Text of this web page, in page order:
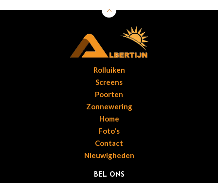
Rolluiken
Screens
Poorten
Zonnewering
Home
Foto's
Contact
Nieuwigheden
BEL ONS